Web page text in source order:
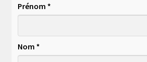
Prénom *
Nom *